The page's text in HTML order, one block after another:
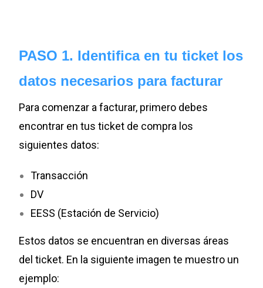
PASO 1. Identifica en tu ticket los
datos necesarios para facturar
Para comenzar a facturar, primero debes
encontrar en tus ticket de compra los
siguientes datos:
Transacción
DV
EESS (Estación de Servicio)
Estos datos se encuentran en diversas áreas
del ticket. En la siguiente imagen te muestro un
ejemplo: